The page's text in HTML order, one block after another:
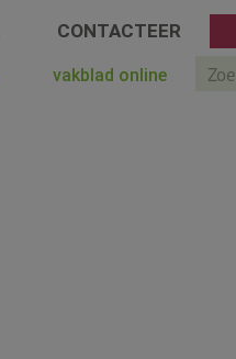
CONTACTEER
vakblad online